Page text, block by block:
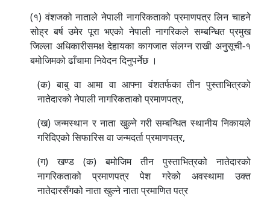
(१) वंशजको नाताले नेपाली नागरिकताको प्रमाणपत्र लिन चाहने
सोह्र बर्ष उमेर पूरा भएको नेपाली नागरिकले सम्बन्धित प्रमुख
जिल्ला अधिकारीसमक्ष देहायका कागजात संलग्न राखी अनुसूची-१
बमोजिमको ढाँचामा निवेदन दिनुपर्नेछ ।
(क) बाबु वा आमा वा आफ्ना वंशतर्फका तीन पुस्ताभित्रको
नातेदारको नेपाली नागरिकताको प्रमाणपत्र,
(ख) जन्मस्थान र नाता खुल्ने गरी सम्बन्धित स्थानीय निकायले
गरिदिएको सिफारिस वा जन्मदर्ता प्रमाणपत्र,
(ग) खण्ड (क) बमोजिम तीन पुस्ताभित्रको नातेदारको
नागरिकताको प्रमाणपत्र पेश गरेको अवस्थामा उक्त
नातेदारसँगको नाता खुल्ने नाता प्रमाणित पत्र